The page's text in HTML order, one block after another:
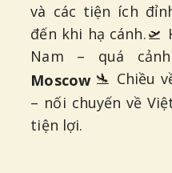
và các tiện ích
đến khi hạ
Nam – quá
Moscow 🛬 Chiều
– nối chuyến về
tiện lợi.